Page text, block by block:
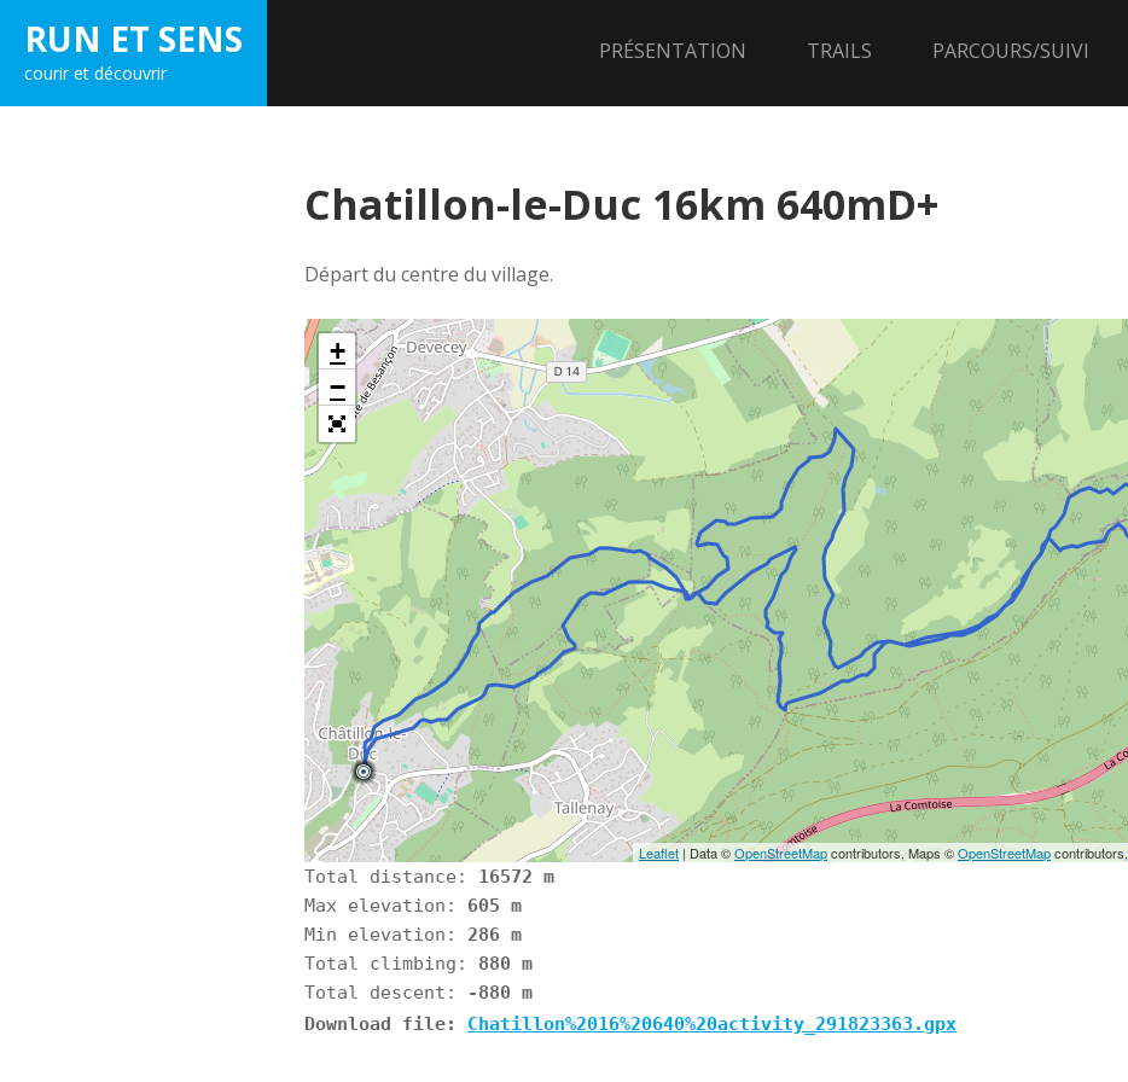
content
RUN ET SENS
courir et découvrir
PRÉSENTATION TRAILS PARCOURS/SUIVI
Chatillon-le-Duc 16km 640mD+
Départ du centre du village.
+
−
Leaflet | Data ©OpenStreetMapcontributors, Maps ©OpenStreetMapcontributors,
Total distance:
16572 m
Max elevation:
605 m
Min elevation:
286 m
Total climbing:
880 m
Total descent:
-880 m
Download file: Chatillon%2016%20640%20activity_291823363.gpx